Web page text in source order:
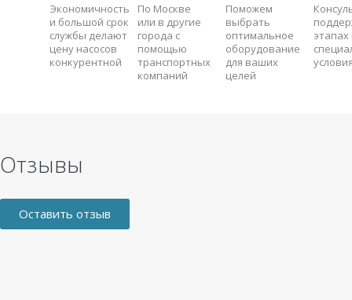
Экономичность
и большой срок
службы делают
цену насосов
конкурентной
По Москве
или в другие
города с
помощью
транспортных
компаний
Поможем
выбрать
оптимальное
оборудование
для ваших
целей
этапах
Отзывы
Оставить отзыв